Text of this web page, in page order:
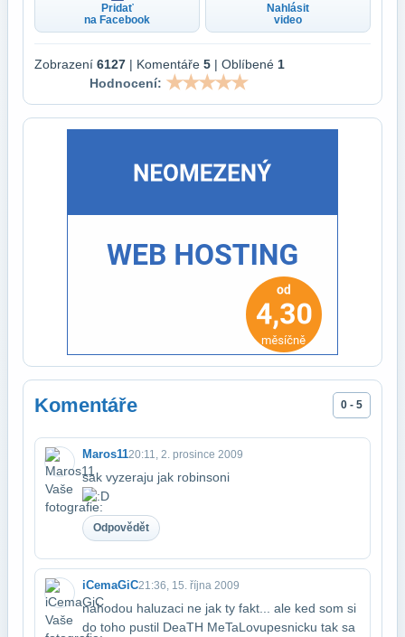
Pridať
na Facebook
Nahlásit
video
Zobrazení 6127 | Komentáře 5 | Oblíbené 1
Hodnocení:
Komentáře 0 - 5
Maros1120:11, 2. prosince 2009
sak vyzeraju jak robinsoni
Odpovědět
iCemaGiC21:36, 15. října 2009
nahodou haluzaci ne jak ty fakt... ale ked som si
do toho pustil DeaTH MeTaLovu​pesnicku tak sa